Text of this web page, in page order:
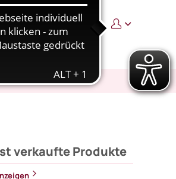
0 0,00 €
verkaufte Produkte